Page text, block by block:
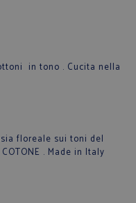
in tono . Cucita nella
floreale sui toni del
. Made in Italy